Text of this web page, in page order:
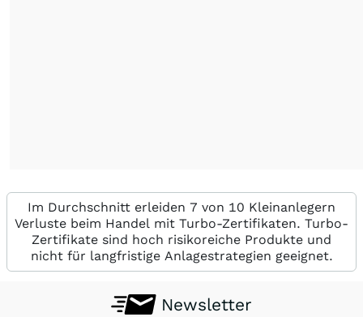
Im Durchschnitt erleiden 7 von 10 Kleinanlegern
Verluste beim Handel mit Turbo-Zertifikaten. Turbo-
Zertifikate sind hoch risikoreiche Produkte und
nicht für langfristige Anlagestrategien geeignet.
Newsletter